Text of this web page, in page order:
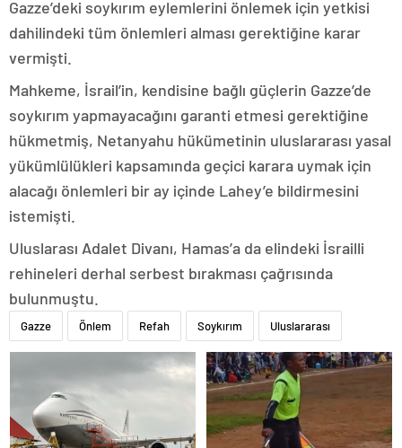
Gazze’deki soykırım eylemlerini önlemek için yetkisi
dahilindeki tüm önlemleri alması gerektiğine karar
vermişti.
Mahkeme, İsrail’in, kendisine bağlı güçlerin Gazze’de
soykırım yapmayacağını garanti etmesi gerektiğine
hükmetmiş, Netanyahu hükümetinin uluslararası yasal
yükümlülükleri kapsamında geçici karara uymak için
alacağı önlemleri bir ay içinde Lahey’e bildirmesini
istemişti.
Uluslarası Adalet Divanı, Hamas’a da elindeki İsrailli
rehineleri derhal serbest bırakması çağrısında
bulunmuştu.
Gazze Önlem Refah Soykırım Uluslararası